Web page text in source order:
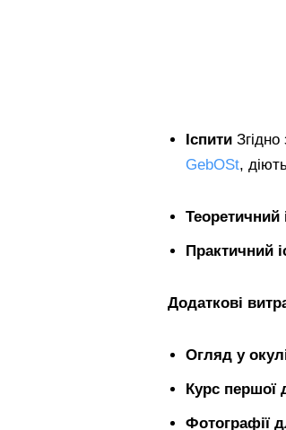
Іспити Згідно
GebOSt,
Теоретичний
Практичний
Додаткові
Огляд у
Курс першої
Фотографії